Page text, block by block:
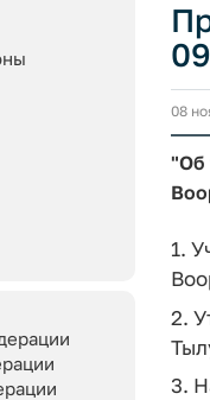
08
"Об
1.
2.
3.